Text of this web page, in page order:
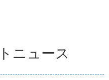
ニュース